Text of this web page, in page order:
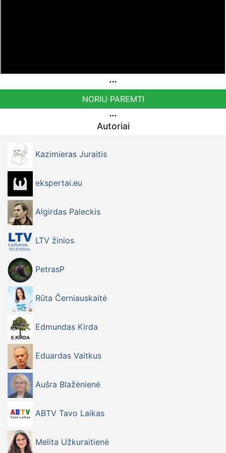
NORIU PAREMTI
Autoriai
Kazimieras Juraitis
ekspertai.eu
Algirdas Paleckis
LTV žinios
PetrasP
Rūta Černiauskaitė
Edmundas Kirda
Eduardas Vaitkus
Aušra Blažėnienė
ABTV Tavo Laikas
Melita Užkuraitienė